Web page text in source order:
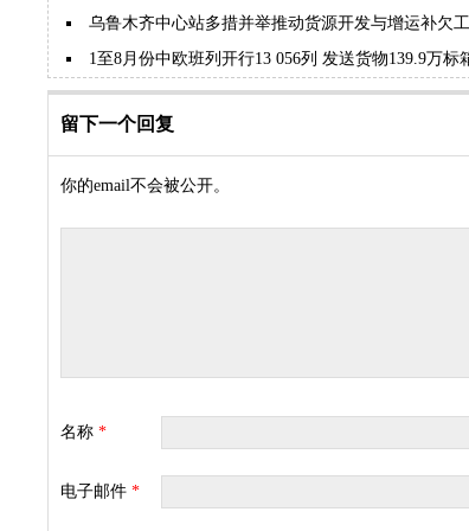
乌鲁木齐中心站多措并举推动货源开发与增运补欠
1至8月份中欧班列开行13 056列 发送货物139.9万标
留下一个回复
你的email不会被公开。
名称*
电子邮件*